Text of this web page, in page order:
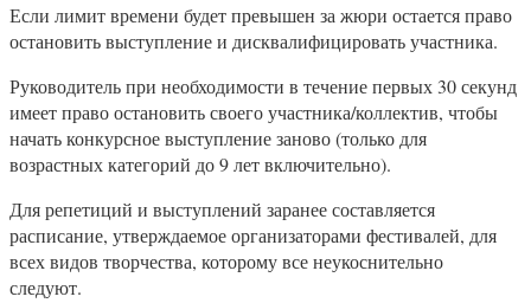
Если лимит времени будет превышен за жюри остается право
остановить выступление и дисквалифицировать участника.
Руководитель при необходимости в течение первых 30 секунд
имеет право остановить своего участника/коллектив, чтобы
начать конкурсное выступление заново (только для
возрастных категорий до 9 лет включительно).
Для репетиций и выступлений заранее составляется
расписание, утверждаемое организаторами фестивалей, для
всех видов творчества, которому все неукоснительно
следуют.